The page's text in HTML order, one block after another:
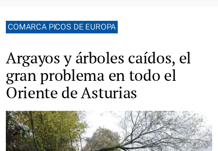
COMARCA PICOS DE EUROPA
Argayos y árboles caídos, el
gran problema en todo el
Oriente de Asturias